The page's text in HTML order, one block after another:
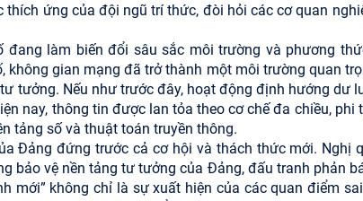
ứng của đội ngũ trí thức, đòi hỏi các cơ quan
làm biến đổi sâu sắc môi trường và phương
gian mạng đã trở thành một môi trường quan
tưởng. Nếu như trước đây, hoạt động định hướng dư
nay, thông tin được lan tỏa theo cơ chế đa chiều, phi
tảng số và thuật toán truyền thông.
Đảng đứng trước cả cơ hội và thách thức mới. Nghị
bảo vệ nền tảng tư tưởng của Đảng, đấu tranh phản
mới” không chỉ là sự xuất hiện của các quan điểm